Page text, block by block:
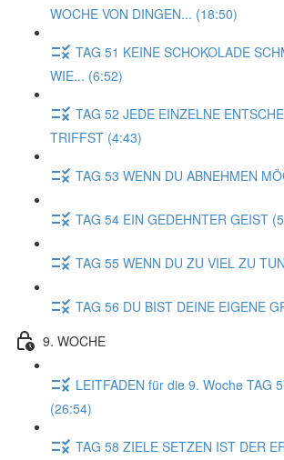
WOCHE VON DINGEN... (18:50)
TAG 51 KEINE SCHOKOLADE
WIE... (6:52)
TAG 52 JEDE EINZELNE
TRIFFST (4:43)
TAG 53 WENN DU ABNEHMEN
TAG 54 EIN GEDEHNTER GEIST
TAG 55 WENN DU ZU VIEL ZU
TAG 56 DU BIST DEINE EIGENE
9. WOCHE
LEITFADEN für die 9. Woche TAG
(26:54)
TAG 58 ZIELE SETZEN IST DER